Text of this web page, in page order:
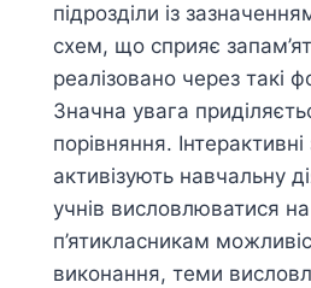
підрозділи із
схем, що сприяє
реалізовано через такі
Значна увага
порівняння.
активізують навчальну
учнів висловлюватися
п’ятикласникам
виконання, теми